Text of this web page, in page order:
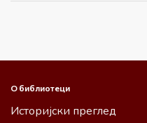
О библиотеци
Историјски преглед